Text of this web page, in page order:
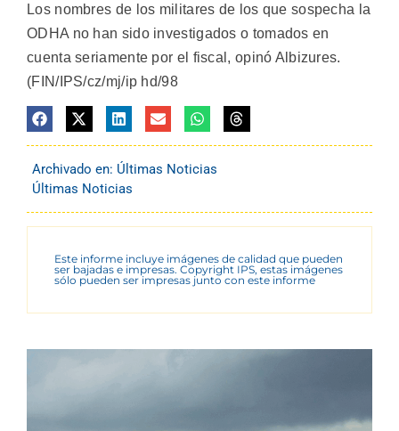
Los nombres de los militares de los que sospecha la
ODHA no han sido investigados o tomados en
cuenta seriamente por el fiscal, opinó Albizures.
(FIN/IPS/cz/mj/ip hd/98
Archivado en: Últimas Noticias
Últimas Noticias
Este informe incluye imágenes de calidad que pueden
ser bajadas e impresas. Copyright IPS, estas imágenes
sólo pueden ser impresas junto con este informe